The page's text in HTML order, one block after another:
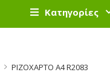
Κατηγορίες
ΡΙΖΟΧΑΡΤΟ Α4 R2083